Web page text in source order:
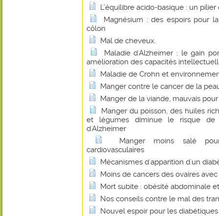
L’équilibre acido-basique : un
Magnésium : des espoirs pour
côlon
Mal de cheveux.
Maladie d'Alzheimer : le gain
amélioration des capacités
Maladie de Crohn et
Manger contre le cancer de la
Manger de la viande, mauvais
Manger du poisson, des huiles
et légumes diminue le risque
d'Alzheimer
Manger moins salé
cardiovasculaires
Mécanismes d'apparition d'un
Moins de cancers des ovaires
Mort subite : obésité abdominale
Nos conseils contre le mal des
Nouvel espoir pour les diabétiques